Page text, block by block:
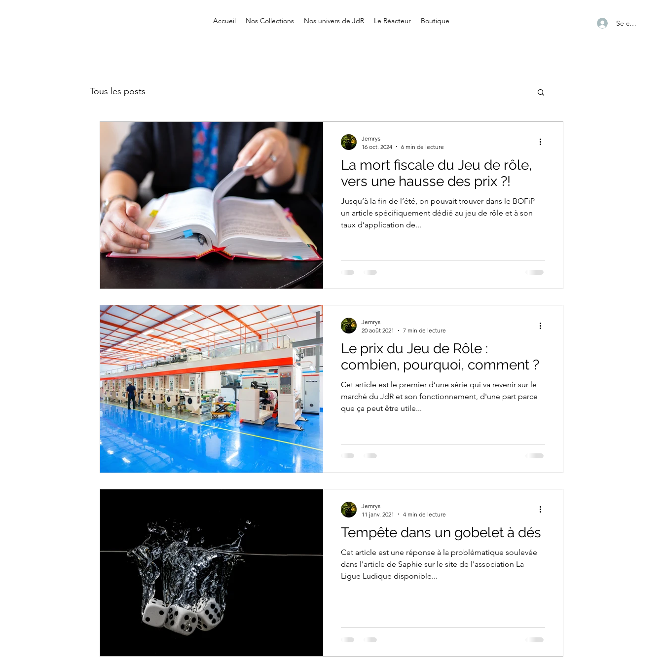
Accueil Nos Collections Nos univers de JdR Le Réacteur Boutique Se connecter
Tous les posts
La mort fiscale du Jeu de rôle,
vers une hausse des prix ?!
Jusqu’à la fin de l’été, on pouvait trouver dans le BOFiP
un article spécifiquement dédié au jeu de rôle et à son
taux d’application de...
Jemrys
16 oct. 2024
6 min de lecture
Le prix du Jeu de Rôle :
combien, pourquoi, comment ?
Cet article est le premier d’une série qui va revenir sur le
marché du JdR et son fonctionnement, d'une part parce
que ça peut être utile...
Jemrys
20 août 2021
7 min de lecture
Tempête dans un gobelet à dés
Cet article est une réponse à la problématique soulevée
dans l'article de Saphie sur le site de l'association La
Ligue Ludique disponible...
Jemrys
11 janv. 2021
4 min de lecture